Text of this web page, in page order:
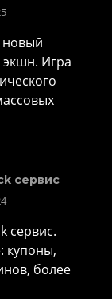
новый
Игра
сервис
сервис.
купоны,
более